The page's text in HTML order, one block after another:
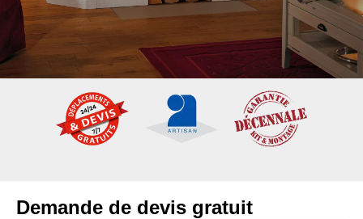
Demande de devis gratuit